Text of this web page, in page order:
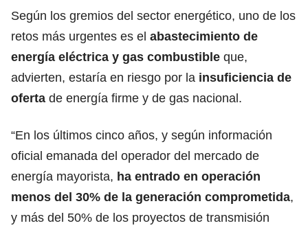
Según los gremios del sector energético, uno de los
retos más urgentes es el abastecimiento de
energía eléctrica y gas combustible que,
advierten, estaría en riesgo por la insuficiencia de
oferta de energía firme y de gas nacional.
“En los últimos cinco años, y según información
oficial emanada del operador del mercado de
energía mayorista, ha entrado en operación
menos del 30% de la generación comprometida,
y más del 50% de los proyectos de transmisión